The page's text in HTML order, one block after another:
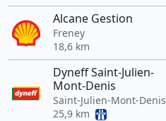
Alcane Gestion
Freney
18,6 km
Dyneff Saint-Julien-
Mont-Denis
Saint-Julien-Mont-Denis
25,9 km